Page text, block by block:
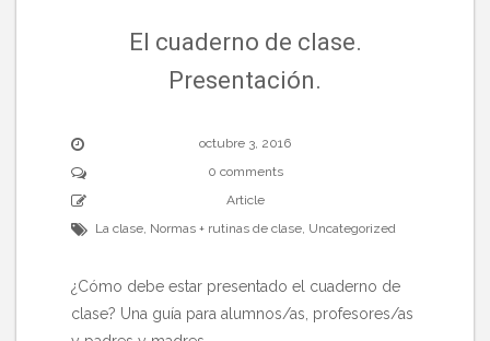
El cuaderno de clase.
Presentación.
octubre 3, 2016
0 comments
Article
La clase, Normas + rutinas de clase, Uncategorized
¿Cómo debe estar presentado el cuaderno de
clase? Una guía para alumnos/as, profesores/as